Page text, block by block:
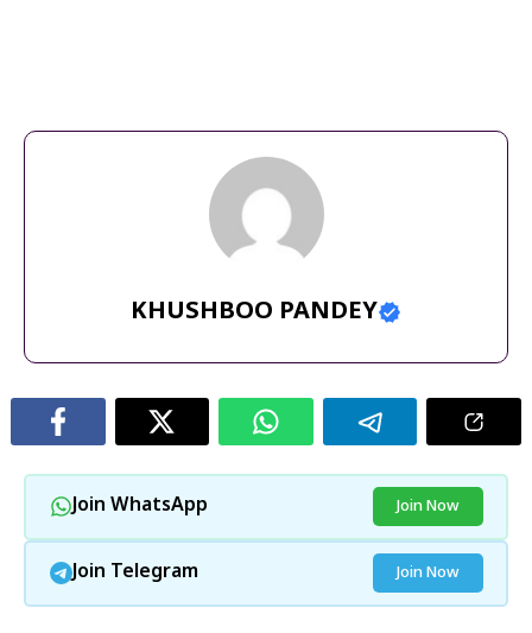
KHUSHBOO PANDEY
Join WhatsApp Join Now
Join Telegram Join Now